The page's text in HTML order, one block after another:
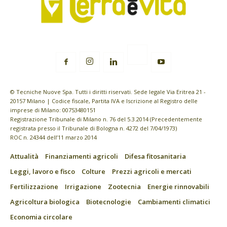
© Tecniche Nuove Spa. Tutti i diritti riservati. Sede legale Via Eritrea 21 -
20157 Milano | Codice fiscale, Partita IVA e Iscrizione al Registro delle
imprese di Milano: 00753480151
Registrazione Tribunale di Milano n. 76 del 5.3.2014 (Precedentemente
registrata presso il Tribunale di Bologna n. 4272 del 7/04/1973)
ROC n. 24344 dell’11 marzo 2014
Attualità Finanziamenti agricoli
Difesa fitosanitaria
Leggi, lavoro e fisco
Colture
Prezzi agricoli e mercati
Fertilizzazione
Irrigazione Zootecnia
Energie rinnovabili
Agricoltura biologica
Biotecnologie
Cambiamenti climatici
Economia circolare